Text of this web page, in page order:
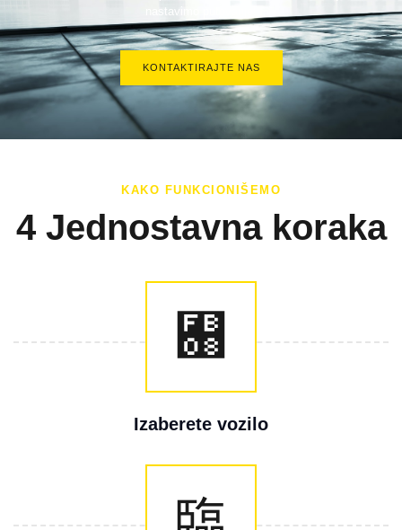
nastavimo putovanje!
KONTAKTIRAJTE NAS
KAKO FUNKCIONIŠEMO
4 Jednostavna koraka
Izaberete vozilo